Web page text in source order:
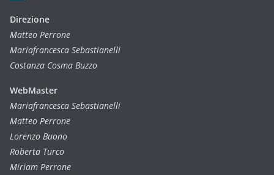
Direzione
Matteo Perrone
Mariafrancesca Sebastianelli
Costanza Cosma Buzzo
WebMaster
Mariafrancesca Sebastianelli
Matteo Perrone
Lorenzo Buono
Roberta Turco
Miriam Perrone